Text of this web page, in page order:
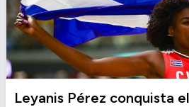
Leyanis Pérez conquista